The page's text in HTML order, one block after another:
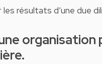
résultats d’une due